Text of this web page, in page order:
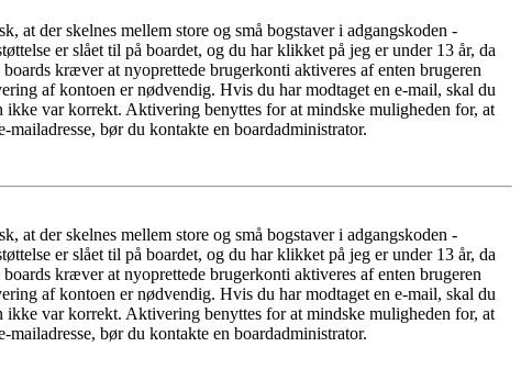
der skelnes mellem store og små bogstaver i adgangskoden -
er slået til på boardet, og du har klikket på jeg er under 13 år, da
kræver at nyoprettede brugerkonti aktiveres af enten brugeren
af kontoen er nødvendig. Hvis du har modtaget en e-mail, skal du
var korrekt. Aktivering benyttes for at mindske muligheden for, at
bør du kontakte en boardadministrator.
der skelnes mellem store og små bogstaver i adgangskoden -
er slået til på boardet, og du har klikket på jeg er under 13 år, da
kræver at nyoprettede brugerkonti aktiveres af enten brugeren
af kontoen er nødvendig. Hvis du har modtaget en e-mail, skal du
var korrekt. Aktivering benyttes for at mindske muligheden for, at
bør du kontakte en boardadministrator.